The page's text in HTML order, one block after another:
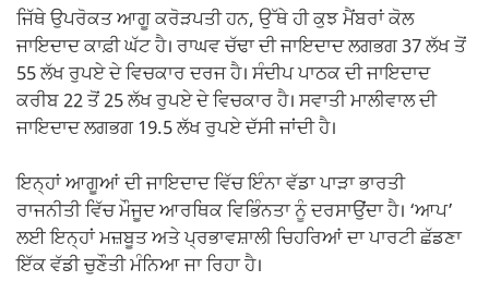
ਜਿੱਥੇ ਉਪਰੋਕਤ ਆਗੂ ਕਰੋੜਪਤੀ ਹਨ, ਉੱਥੇ ਹੀ ਕੁਝ ਮੈਂਬਰਾਂ ਕੋਲ
ਜਾਇਦਾਦ ਕਾਫ਼ੀ ਘੱਟ ਹੈ। ਰਾਘਵ ਚੱਢਾ ਦੀ ਜਾਇਦਾਦ ਲਗਭਗ 37 ਲੱਖ ਤੋਂ
55 ਲੱਖ ਰੁਪਏ ਦੇ ਵਿਚਕਾਰ ਦਰਜ ਹੈ। ਸੰਦੀਪ ਪਾਠਕ ਦੀ ਜਾਇਦਾਦ
ਕਰੀਬ 22 ਤੋਂ 25 ਲੱਖ ਰੁਪਏ ਦੇ ਵਿਚਕਾਰ ਹੈ। ਸਵਾਤੀ ਮਾਲੀਵਾਲ ਦੀ
ਜਾਇਦਾਦ ਲਗਭਗ 19.5 ਲੱਖ ਰੁਪਏ ਦੱਸੀ ਜਾਂਦੀ ਹੈ।
ਇਨ੍ਹਾਂ ਆਗੂਆਂ ਦੀ ਜਾਇਦਾਦ ਵਿੱਚ ਇੰਨਾ ਵੱਡਾ ਪਾੜਾ ਭਾਰਤੀ
ਰਾਜਨੀਤੀ ਵਿੱਚ ਮੌਜੂਦ ਆਰਥਿਕ ਵਿਭਿੰਨਤਾ ਨੂੰ ਦਰਸਾਉਂਦਾ ਹੈ। ‘ਆਪ’
ਲਈ ਇਨ੍ਹਾਂ ਮਜ਼ਬੂਤ ਅਤੇ ਪ੍ਰਭਾਵਸ਼ਾਲੀ ਚਿਹਰਿਆਂ ਦਾ ਪਾਰਟੀ ਛੱਡਣਾ
ਇੱਕ ਵੱਡੀ ਚੁਣੌਤੀ ਮੰਨਿਆ ਜਾ ਰਿਹਾ ਹੈ।